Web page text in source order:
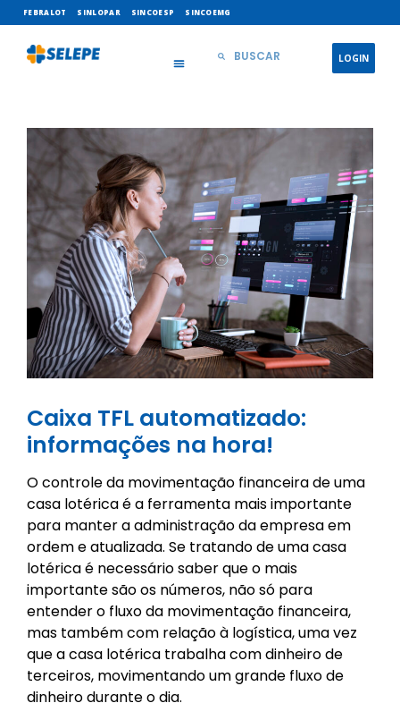
FEBRALOT SINLOPAR SINCOESP SINCOEMG
LOGIN
Caixa TFL automatizado:
informações na hora!
O controle da movimentação financeira de uma
casa lotérica é a ferramenta mais importante
para manter a administração da empresa em
ordem e atualizada. Se tratando de uma casa
lotérica é necessário saber que o mais
importante são os números, não só para
entender o fluxo da movimentação financeira,
mas também com relação à logística, uma vez
que a casa lotérica trabalha com dinheiro de
terceiros, movimentando um grande fluxo de
dinheiro durante o dia.